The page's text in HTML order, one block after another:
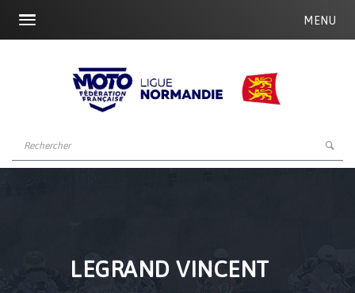
MENU
LEGRAND VINCENT